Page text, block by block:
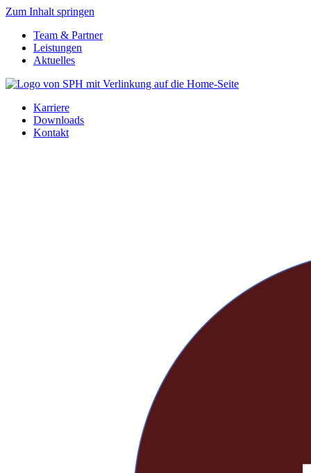
Zum Inhalt springen
Team & Partner
Leistungen
Aktuelles
Karriere
Downloads
Kontakt